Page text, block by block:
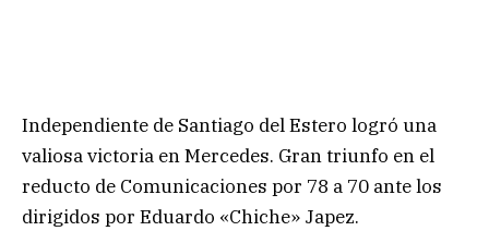
Independiente de Santiago del Estero logró una
valiosa victoria en Mercedes. Gran triunfo en el
reducto de Comunicaciones por 78 a 70 ante los
dirigidos por Eduardo «Chiche» Japez.